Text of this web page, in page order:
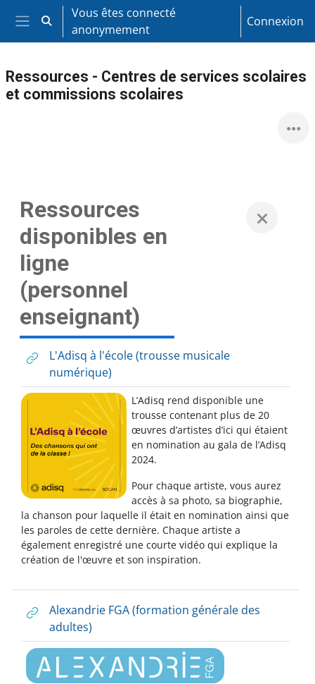
Passer au contenu principal
Panneau latéral
Activer/désactiver la saisie de recherche
Vous êtes connecté
anonymement
Connexion
Ressources - Centres de services scolaires
et commissions scolaires
Ressources
disponibles en
ligne
(personnel
enseignant)
L'Adisq à l'école (trousse musicale
numérique)
L’Adisq rend disponible une
trousse contenant plus de 20
œuvres d’artistes d’ici qui étaient
en nomination au gala de l’Adisq
2024.
Pour chaque artiste, vous aurez
accès à sa photo, sa biographie,
la chanson pour laquelle il était en nomination ainsi que
les paroles de cette dernière. Chaque artiste a
également enregistré une courte vidéo qui explique la
création de l'œuvre et son inspiration.
Alexandrie FGA (formation générale des
adultes)